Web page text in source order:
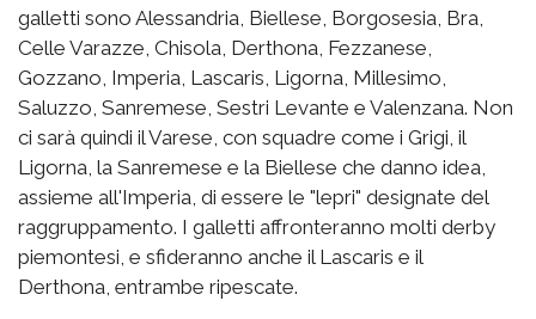
galletti sono Alessandria, Biellese, Borgosesia, Bra,
Celle Varazze, Chisola, Derthona, Fezzanese,
Gozzano, Imperia, Lascaris, Ligorna, Millesimo,
Saluzzo, Sanremese, Sestri Levante e Valenzana. Non
ci sarà quindi il Varese, con squadre come i Grigi, il
Ligorna, la Sanremese e la Biellese che danno idea,
assieme all'Imperia, di essere le "lepri" designate del
raggruppamento. I galletti affronteranno molti derby
piemontesi, e sfideranno anche il Lascaris e il
Derthona, entrambe ripescate.